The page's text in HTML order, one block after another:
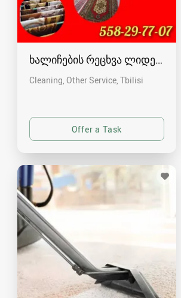
ხალიჩების რეცხვა ლიდერი
Cleaning, Other Service Tbilisi